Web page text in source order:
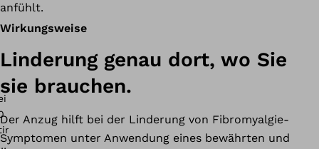
anfühlt.
Wirkungsweise
Linderung genau dort, wo Sie
sie brauchen.
Der Anzug hilft bei der Linderung von Fibromyalgie-
Symptomen unter Anwendung eines bewährten und